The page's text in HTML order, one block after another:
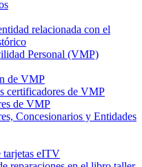
relacionada con el
Personal (VMP)
de VMP
certificadores de VMP
de VMP
Concesionarios y Entidades
tarjetas eITV